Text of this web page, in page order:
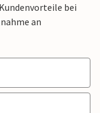
bei
an